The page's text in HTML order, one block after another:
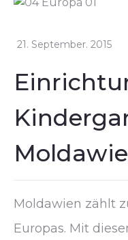
21. September. 2015
Moldawien zählt
Europas. Mit